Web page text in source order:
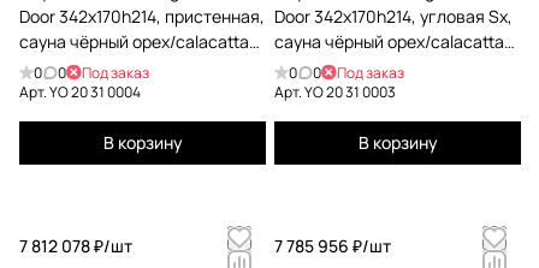
Door 342x170h214, пристенная,
сауна чёрный орех/calacatta
gold extra YO 20 31 0004
0 0
Под заказ
Арт.YO 20 31 0004
В корзину
Door 342x170h214, угловая Sx,
сауна чёрный орех/calacatta
gold extra YO 20 31 0003
0 0
Под заказ
Арт.YO 20 31 0003
В корзину
7 812 078 ₽/шт
7 785 956 ₽/шт